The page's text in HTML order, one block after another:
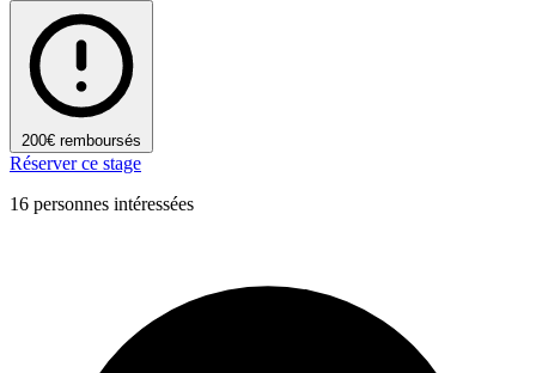
200€ remboursés
Réserver ce stage
16 personnes intéressées